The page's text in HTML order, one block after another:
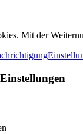
Mit der